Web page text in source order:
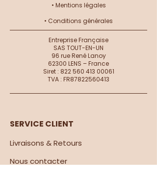
• Mentions légales
• Conditions générales
Entreprise Française
SAS TOUT-EN-UN
96 rue René Lanoy
62300 LENS – France
Siret : 822 560 413 00061
TVA : FR87822560413
SERVICE CLIENT
Livraisons & Retours
Nous contacter​